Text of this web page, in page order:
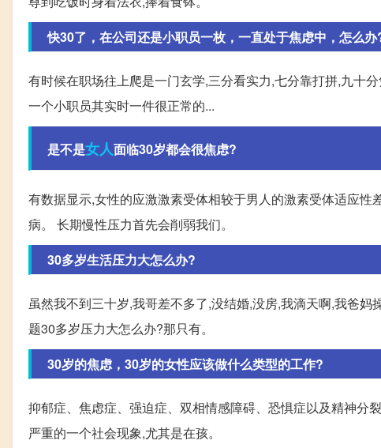
快30了，在公司还是小职员一枚，一直处于焦虑中，怎么办
有时候在职场往上爬是一门玄学,三分看实力,七分靠打拼,九十
一个小职员其实时一件很正常的...
是不是女人面临30岁都会很焦虑?
有数据显示,女性的应激激素受体相较于男人的激素受体适应
病。 长期慢性压力首先会削弱我们。
30多岁生活压力大怎么办?
虽然我不到三十岁,我哥差不多了,没结婚,没房,我滴天啊,我爸
题30多岁压力大怎么办?那只有。
30岁的焦虑，30岁的女性应该做什么类型的工作?
抑郁症、焦虑症、强迫症、双相情感障碍、恐惧症以及精神分
严重的一个社会现象,尤其是在孩。